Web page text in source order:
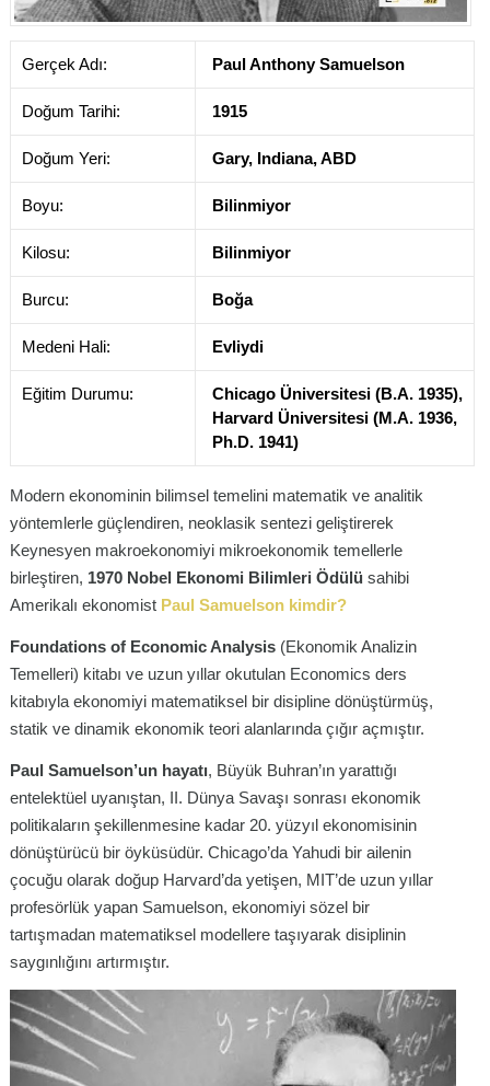
Gerçek Adı: Paul Anthony Samuelson
Doğum Tarihi: 1915
Doğum Yeri: Gary, Indiana, ABD
Boyu: Bilinmiyor
Kilosu: Bilinmiyor
Burcu: Boğa
Medeni Hali: Evliydi
Eğitim Durumu:
Chicago Üniversitesi (B.A. 1935),
Harvard Üniversitesi (M.A. 1936,
Ph.D. 1941)
Modern ekonominin bilimsel temelini matematik ve analitik
yöntemlerle güçlendiren, neoklasik sentezi geliştirerek
Keynesyen makroekonomiyi mikroekonomik temellerle
birleştiren, 1970 Nobel Ekonomi Bilimleri Ödülü sahibi
Amerikalı ekonomist Paul Samuelson kimdir?
Foundations of Economic Analysis (Ekonomik Analizin
Temelleri) kitabı ve uzun yıllar okutulan Economics ders
kitabıyla ekonomiyi matematiksel bir disipline dönüştürmüş,
statik ve dinamik ekonomik teori alanlarında çığır açmıştır.
Paul Samuelson’un hayatı, Büyük Buhran’ın yarattığı
entelektüel uyanıştan, II. Dünya Savaşı sonrası ekonomik
politikaların şekillenmesine kadar 20. yüzyıl ekonomisinin
dönüştürücü bir öyküsüdür. Chicago’da Yahudi bir ailenin
çocuğu olarak doğup Harvard’da yetişen, MIT’de uzun yıllar
profesörlük yapan Samuelson, ekonomiyi sözel bir
tartışmadan matematiksel modellere taşıyarak disiplinin
saygınlığını artırmıştır.